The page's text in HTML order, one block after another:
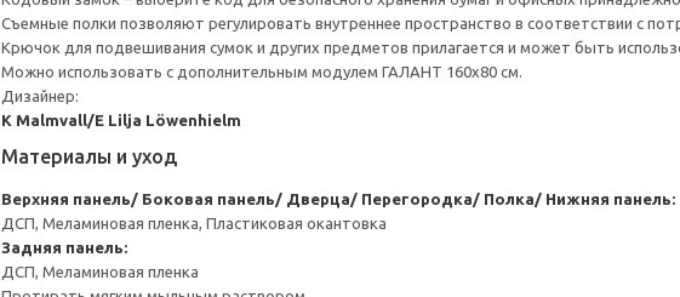
Съемные полки позволяют регулировать внутреннее пространство в соответствии с
Крючок для подвешивания сумок и других предметов прилагается и может быть
Можно использовать с дополнительным модулем ГАЛАНТ 160x80 см.
Дизайнер:
K Malmvall/E Lilja Löwenhielm
Материалы и уход
Верхняя панель/ Боковая панель/ Дверца/ Перегородка/ Полка/ Нижняя панель:
ДСП, Меламиновая пленка, Пластиковая окантовка
Задняя панель:
ДСП, Меламиновая пленка